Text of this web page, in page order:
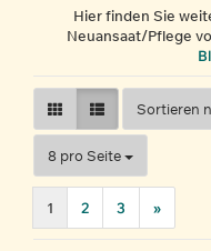
Hier finden Sie
Neuansaat/Pflege
Sortieren
Sortieren
8 pro Seite
pro Seite
1 2 3 »